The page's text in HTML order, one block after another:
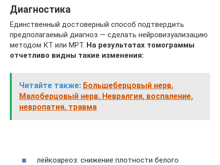
Диагностика
Единственный достоверный способ подтвердить
предполагаемый диагноз — сделать нейровизуализацию
методом КТ или МРТ. На результатах томограммы
отчетливо видны такие изменения:
Читайте также: Большеберцовый нерв.
Малоберцовый нерв. Невралгия, воспаление,
невропатия, травма
лейкоареоз: снижение плотности белого